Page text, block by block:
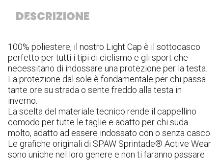
DESCRIZIONE
100% poliestere, il nostro Light Cap è il sottocasco
perfetto per tutti i tipi di ciclismo e gli sport che
necessitano di indossare una protezione per la testa.
La protezione dal sole è fondamentale per chi passa
tante ore su strada o sente freddo alla testa in
inverno.
La scelta del materiale tecnico rende il cappellino
comodo per tutte le taglie e adatto per chi suda
molto, adatto ad essere indossato con o senza casco.
Le grafiche originali di SPAW Sprintade® Active Wear
sono uniche nel loro genere e non ti faranno passare